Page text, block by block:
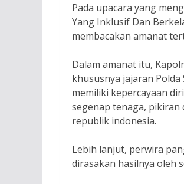
Pada upacara yang
Yang Inklusif Dan
membacakan amanat
Dalam amanat itu,
khususnya jajaran
memiliki kepercayaan
segenap tenaga, pikiran
republik indonesia.
Lebih lanjut, perwira
dirasakan hasilnya oleh